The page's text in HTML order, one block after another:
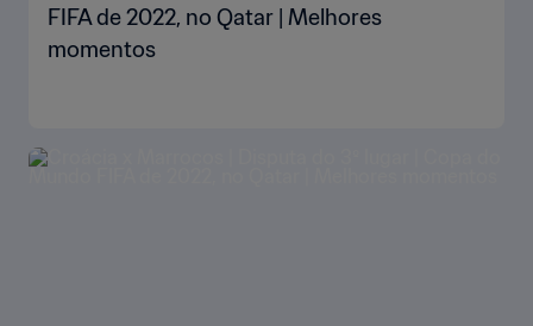
FIFA de 2022, no Qatar | Melhores
momentos